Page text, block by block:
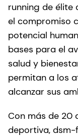
running de élite
el compromiso
potencial
bases para el
salud y
permitan a los
alcanzar sus
Con más de 20
deportiva,